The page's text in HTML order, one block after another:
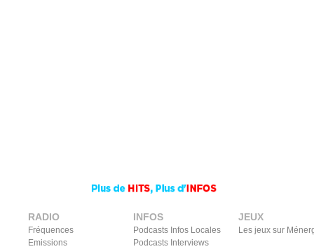
RADIO
Fréquences
Emissions
INFOS
Podcasts Infos Locales
Podcasts Interviews
JEUX
Les jeux sur